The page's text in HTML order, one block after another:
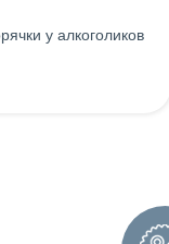
у алкоголиков